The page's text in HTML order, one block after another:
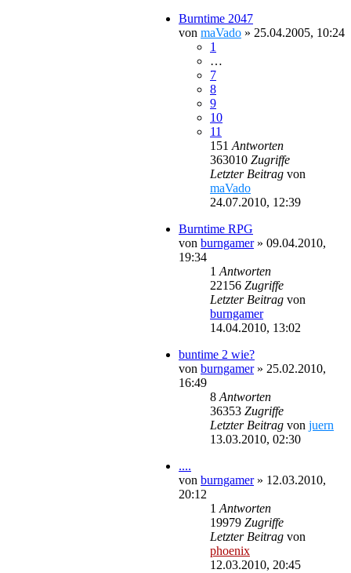
Burntime 2047
von maVado » 25.04.2005, 10:24
1
…
7
8
9
10
11
151 Antworten
363010 Zugriffe
Letzter Beitrag von
maVado
24.07.2010, 12:39
Burntime RPG
von burngamer» 09.04.2010,
19:34
1 Antworten
22156 Zugriffe
Letzter Beitrag von
burngamer
14.04.2010, 13:02
buntime 2 wie?
von burngamer» 25.02.2010,
16:49
8 Antworten
36353 Zugriffe
Letzter Beitrag von juern
13.03.2010, 02:30
....
von burngamer» 12.03.2010,
20:12
1 Antworten
19979 Zugriffe
Letzter Beitrag von
phoenix
12.03.2010, 20:45